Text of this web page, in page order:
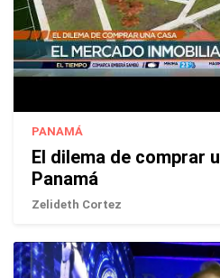
PANAMÁ
El dilema de comprar
Panamá
Zelideth Cortez